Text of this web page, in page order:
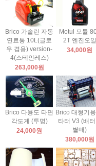
Brico 가솔린 자동
연료통 10L(글로
우 겸용) version-
4(스테인레스)
263,000원
Motul 모튤
2T 엔진오일
34,000원
Brico 다용도 타면
각도계 (투명)
24,000원
Brico 대형기
타터 V3 (배터
별매)
380,000원